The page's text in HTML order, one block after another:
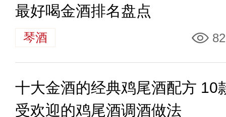
最好喝金酒排名盘点
琴酒
十大金酒的经典鸡尾酒配方 10
受欢迎的鸡尾酒调酒做法